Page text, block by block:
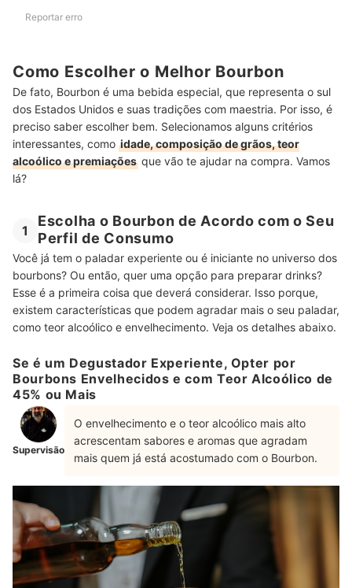
Reportar erro
Como Escolher o Melhor Bourbon
De fato, Bourbon é uma bebida especial, que representa o sul
dos Estados Unidos e suas tradições com maestria. Por isso, é
preciso saber escolher bem. Selecionamos alguns critérios
interessantes, como idade, composição de grãos, teor
alcoólico e premiações que vão te ajudar na compra. Vamos
lá?
1
Escolha o Bourbon de Acordo com o Seu
Perfil de Consumo
Você já tem o paladar experiente ou é iniciante no universo dos
bourbons? Ou então, quer uma opção para preparar drinks?
Esse é a primeira coisa que deverá considerar. Isso porque,
existem características que podem agradar mais o seu paladar,
como teor alcoólico e envelhecimento. Veja os detalhes abaixo.
Se é um Degustador Experiente, Opter por
Bourbons Envelhecidos e com Teor Alcoólico de
45% ou Mais
Supervisão
O envelhecimento e o teor alcoólico mais alto
acrescentam sabores e aromas que agradam
mais quem já está acostumado com o Bourbon.